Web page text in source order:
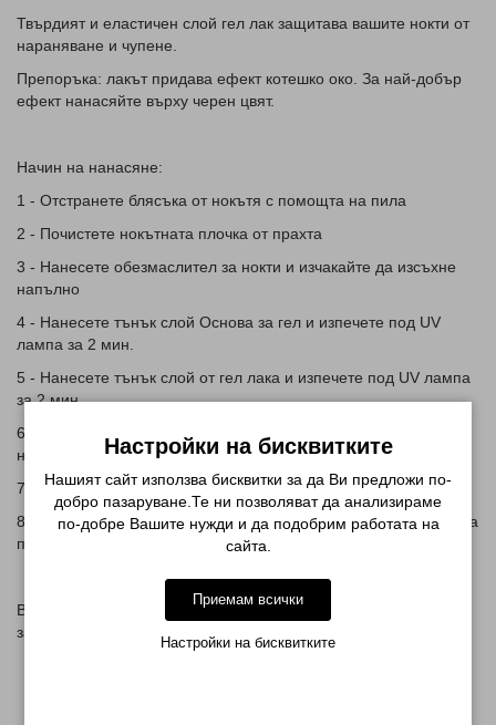
Твърдият и еластичен слой гел лак защитава вашите нокти от
нараняване и чупене.
Препоръка: лакът придава ефект котешко око. За най-добър
ефект нанасяйте върху черен цвят.
Начин на нанасяне:
1 - Отстранете блясъка от нокътя с помощта на пила
2 - Почистете нокътната плочка от прахта
3 - Нанесете обезмаслител за нокти и изчакайте да изсъхне
напълно
4 - Нанесете тънък слой Основа за гел и изпечете под UV
лампа за 2 мин.
5 - Нанесете тънък слой от гел лака и изпечете под UV лампа
за 2 мин.
6 - Нанесете втори слой от гел лака и доближете магнита до
нокътната плочка и отново изпечете
7 - Нанесете топ за гел лак изпечете под UV лампа за 2 мин.
8 - Отстранете лепкавия слой чрез напоен тампон с течност за
премахване на лепкав слой
В посочената цена НЕ е включен магнит. Такъв можете да
закупите от
Настройки на бисквитките
Нашият сайт използва бисквитки за да Ви предложи по-
добро пазаруване.Те ни позволяват да анализираме
по-добре Вашите нужди и да подобрим работата на
сайта.
Приемам всички
Настройки на бисквитките